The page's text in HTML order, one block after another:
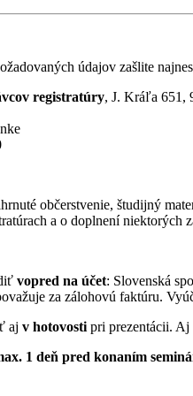
údajov zašlite
registratúry, J. Kráľa 651,
občerstvenie, študijný
a o doplnení niektorých
vopred na účet: Slovenská
za zálohovú faktúru.
aj v hotovosti pri prezentácii. Aj
1 deň pred konaním